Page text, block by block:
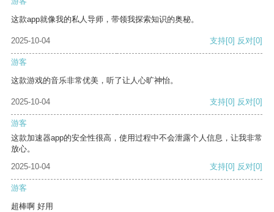
这款app就像我的私人导师，带领我探索知识的奥秘。
2025-10-04 支持[0] 反对[0]
游客
这款游戏的音乐非常优美，听了让人心旷神怡。
2025-10-04 支持[0] 反对[0]
游客
这款加速器app的安全性很高，使用过程中不会泄露个人信息，让我非常
放心。
2025-10-04
支持[0] 反对[0]
游客
超棒啊 好用